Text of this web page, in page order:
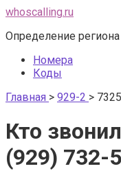
Перейти
контенту
whoscalling.ru
Определение
Номера
Коды
Главная > 929-2 >
Кто
(929) 732-